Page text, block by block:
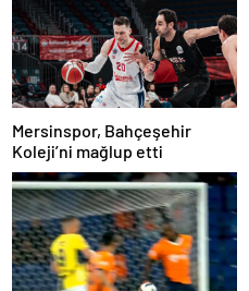
Mersinspor, Bahçeşehir
Koleji’ni mağlup etti